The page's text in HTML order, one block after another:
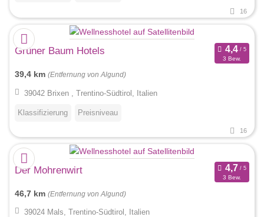
16
Grüner Baum Hotels
3 Bew.
39,4 km (Entfernung von Algund)
39042 Brixen , Trentino-Südtirol, Italien
Klassifizierung Preisniveau
16
Der Mohrenwirt
3 Bew.
46,7 km (Entfernung von Algund)
39024 Mals, Trentino-Südtirol, Italien